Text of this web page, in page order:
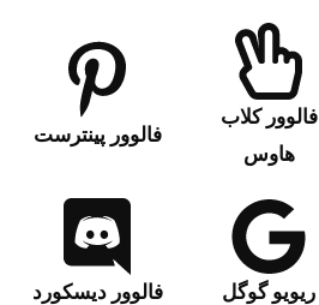
فالوور کلاب
هاوس
فالوور پینترست
ریویو گوگل فالوور دیسکورد